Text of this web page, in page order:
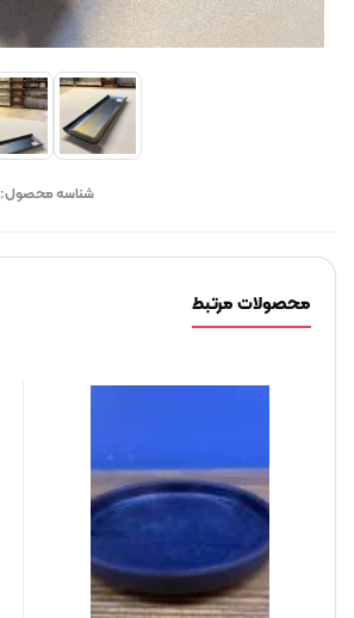
شناسه محصول:
محصولات مرتبط